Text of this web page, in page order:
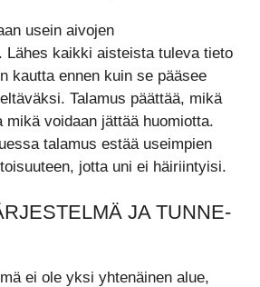
usein aivojen
Lähes kaikki aisteista tuleva tieto
kautta ennen kuin se pääsee
Talamus päättää, mikä
mikä voidaan jättää huomiotta.
talamus estää useimpien
jotta uni ei häiriintyisi.
JA TUNNE-
ei ole yksi yhtenäinen alue,